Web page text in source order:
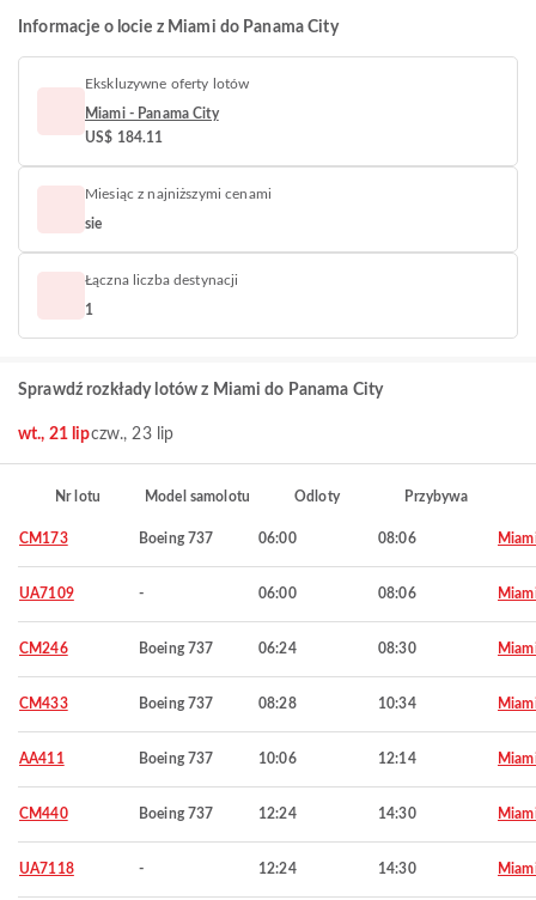
Informacje o locie z Miami do Panama City
Ekskluzywne oferty lotów
Miami - Panama City
US$ 184.11
Miesiąc z najniższymi cenami
sie
Łączna liczba destynacji
1
Sprawdź rozkłady lotów z Miami do Panama City
wt., 21 lipczw., 23 lip
Nr lotu Model samolotu Odloty Przybywa
CM173 Boeing 737 06:00 08:06
UA7109 - 06:00 08:06
CM246 Boeing 737 06:24 08:30
CM433 Boeing 737 08:28 10:34
AA411 Boeing 737 10:06 12:14
CM440 Boeing 737 12:24 14:30
UA7118 - 12:24 14:30